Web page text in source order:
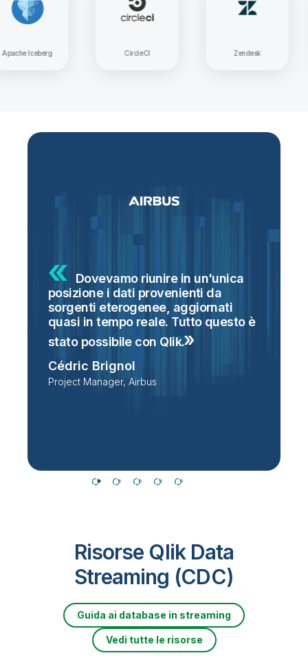
Apache Iceberg
Dovevamo riunire in un'unica
posizione i dati provenienti da
sorgenti eterogenee, aggiornati
quasi in tempo reale. Tutto questo è
stato possibile con Qlik.
Cédric Brignol
Project Manager, Airbus
Risorse Qlik Data
Streaming (CDC)
Guida ai database in streaming
Vedi tutte le risorse